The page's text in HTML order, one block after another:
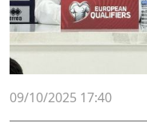
09/10/2025 17:40